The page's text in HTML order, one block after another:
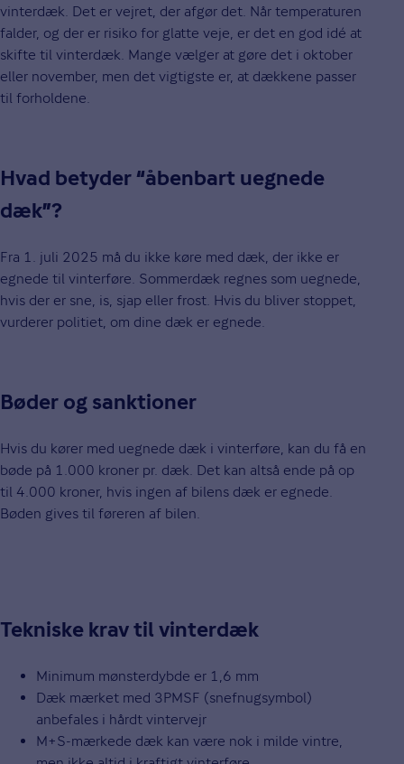
vinterdæk. Det er vejret, der afgør det. Når temperaturen
falder, og der er risiko for glatte veje, er det en god idé at
skifte til vinterdæk. Mange vælger at gøre det i oktober
eller november, men det vigtigste er, at dækkene passer
til forholdene.
Hvad betyder “åbenbart uegnede
dæk”?
Fra 1. juli 2025 må du ikke køre med dæk, der ikke er
egnede til vinterføre. Sommerdæk regnes som uegnede,
hvis der er sne, is, sjap eller frost. Hvis du bliver stoppet,
vurderer politiet, om dine dæk er egnede.
Bøder og sanktioner
Hvis du kører med uegnede dæk i vinterføre, kan du få en
bøde på 1.000 kroner pr. dæk. Det kan altså ende på op
til 4.000 kroner, hvis ingen af bilens dæk er egnede.
Bøden gives til føreren af bilen.
Tekniske krav til vinterdæk
Minimum mønsterdybde er 1,6 mm
Dæk mærket med 3PMSF (snefnugsymbol)
anbefales i hårdt vintervejr
M+S-mærkede dæk kan være nok i milde vintre,